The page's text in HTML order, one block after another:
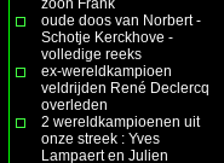
oude doos van Norbert -
Schotje Kerckhove -
volledige reeks
ex-wereldkampioen
veldrijden René Declercq
overleden
2 wereldkampioenen uit
onze streek : Yves
Lampaert en Julien